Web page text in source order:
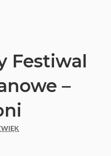
Festiwal
–